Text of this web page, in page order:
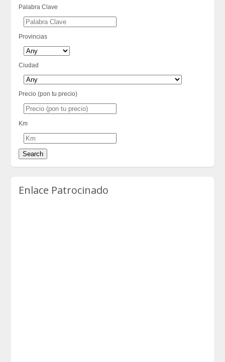
Palabra Clave
Provincias
Ciudad
Precio (pon tu precio)
Km
Enlace Patrocinado